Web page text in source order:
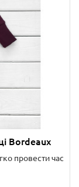
Bordeaux
провести час